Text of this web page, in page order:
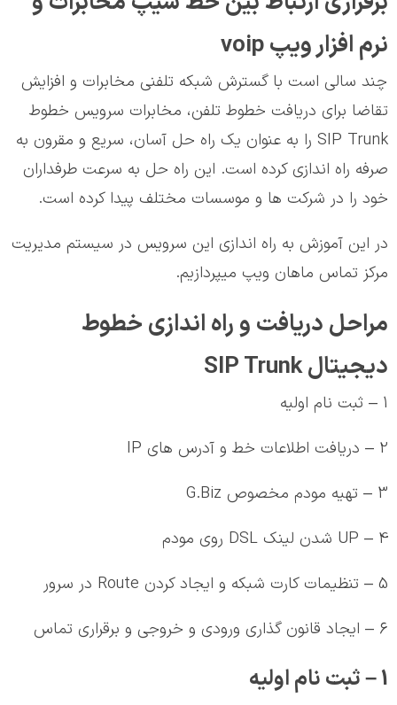
نرم افزار ویپ voip
چند سالی است با گسترش شبکه تلفنی مخابرات و افزایش
تقاضا برای دریافت خطوط تلفن، مخابرات سرویس خطوط
SIP Trunk را به عنوان یک راه حل آسان، سریع و مقرون به
صرفه راه اندازی کرده است. این راه حل به سرعت طرفداران
خود را در شرکت ها و موسسات مختلف پیدا کرده است.
در این آموزش به راه اندازی این سرویس در سیستم مدیریت
مرکز تماس ماهان ویپ میپردازیم.
مراحل دریافت و راه اندازی خطوط
دیجیتال SIP Trunk
1 – ثبت نام اولیه
2 – دریافت اطلاعات خط و آدرس های IP
3 – تهیه مودم مخصوص G.Biz
4 – UP شدن لینک DSL روی مودم
5 – تنظیمات کارت شبکه و ایجاد کردن Route در سرور
6 – ایجاد قانون گذاری ورودی و خروجی و برقراری تماس
1 – ثبت نام اولیه